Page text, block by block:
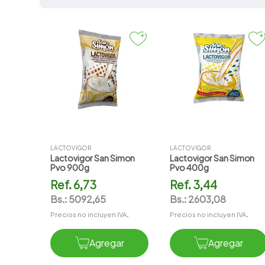
LACTOVIGOR
Lactovigor San Simon
Pvo 900g
Ref.6,73
Bs.:5092,65
Precios no incluyen IVA.
Agregar
LACTOVIGOR
Lactovigor San Simon
Pvo 400g
Ref.3,44
Bs.: 2603,08
Precios no incluyen IVA.
Agregar
amoxicilina
slinda
magnesio